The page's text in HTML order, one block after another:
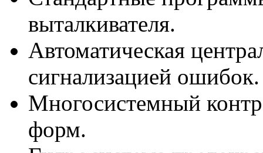
выталкивателя.
Автоматическая
сигнализацией ошибок.
Многосистемный
форм.